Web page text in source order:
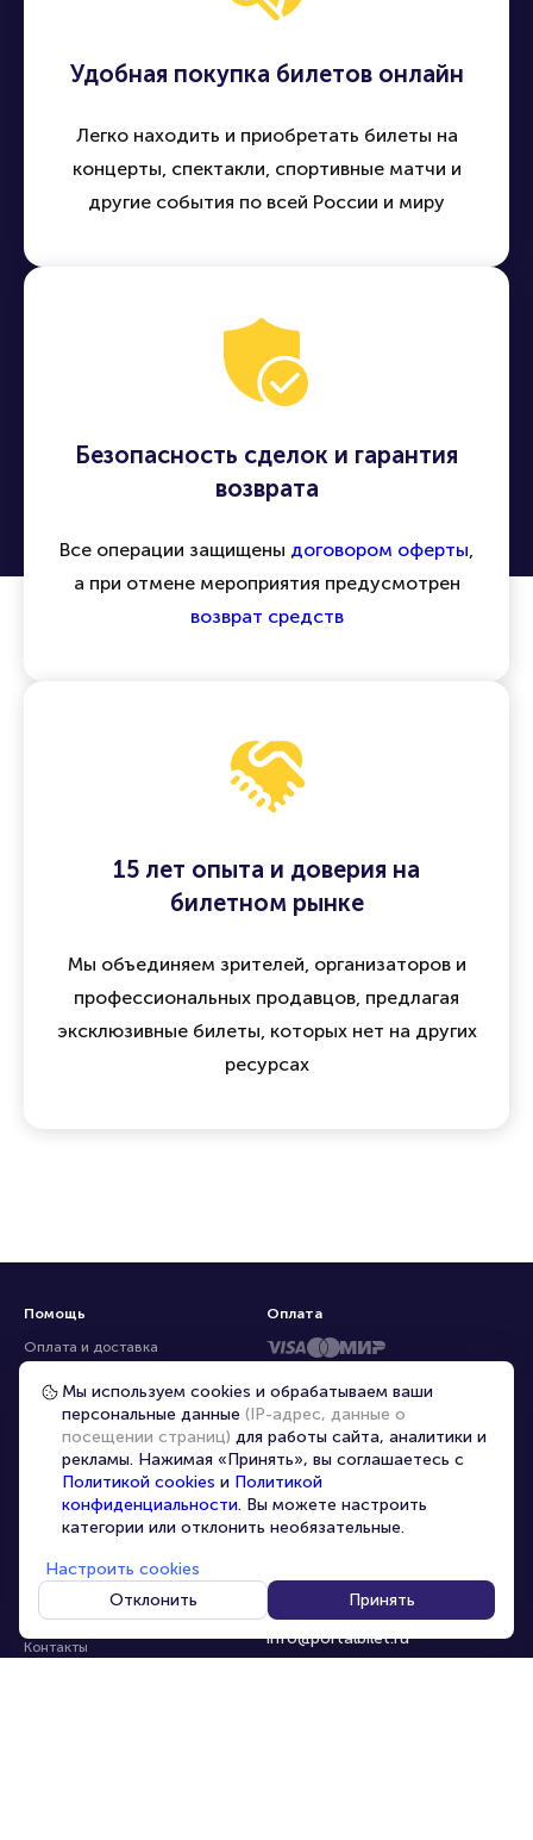
Удобная покупка билетов онлайн
Легко находить и приобретать билеты на
концерты, спектакли, спортивные матчи и
другие события по всей России и миру
Безопасность сделок и гарантия
возврата
Все операции защищены договором оферты,
а при отмене мероприятия предусмотрен
возврат средств
15 лет опыта и доверия на
билетном рынке
Мы объединяем зрителей, организаторов и
профессиональных продавцов, предлагая
эксклюзивные билеты, которых нет на других
ресурсах
Помощь
Оплата и доставка
Частые вопросы
Перепродажа билетов
Организаторам
Корпоративным клиентам
VIP-билеты
Персональные данные
О компании
Контакты
8-800-500-42-62
8-499-226-15-14
info@portalbilet.ru
С 10:00 до 21:00,
Оплата
Мы используем cookies и обрабатываем ваши
персональные данные (IP-адрес, данные о
посещении страниц) для работы сайта, аналитики и
рекламы. Нажимая «Принять», вы соглашаетесь с
Политикой cookies и Политикой
конфиденциальности. Вы можете настроить
категории или отклонить необязательные.
Настроить cookies
Отклонить
Принять